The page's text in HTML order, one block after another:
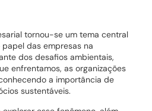
tornou-se um tema central
das empresas na
dos desafios ambientais,
enfrentamos, as organizações
a importância de
sustentáveis.